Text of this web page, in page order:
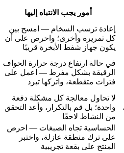
أمور يجب الانتباه إليها
إعادة ترسب السخام — امسح بين
كل تمريرة وأخرى؛ واحرص على أن
يكون جهاز شفط الأبخرة قريبًا
في حالة ارتفاع درجة حرارة الحواف
الرقيقة بشكل مفرط — اعمل على
فترات متقطعة، واتركها تبرد
لا تحاول معالجة كل مشكلة دفعة
واحدة؛ بل قم بالتكرار، وأعد التحقق
من النشاط لاحقًا
الحساسية تجاه الصبغات — احرص
على ترك منطقة عازلة، واختبر
المنتج على بقعة تجريبية